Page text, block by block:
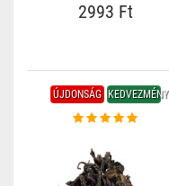
2993 Ft
ÚJDONSÁG KEDVEZMÉNY